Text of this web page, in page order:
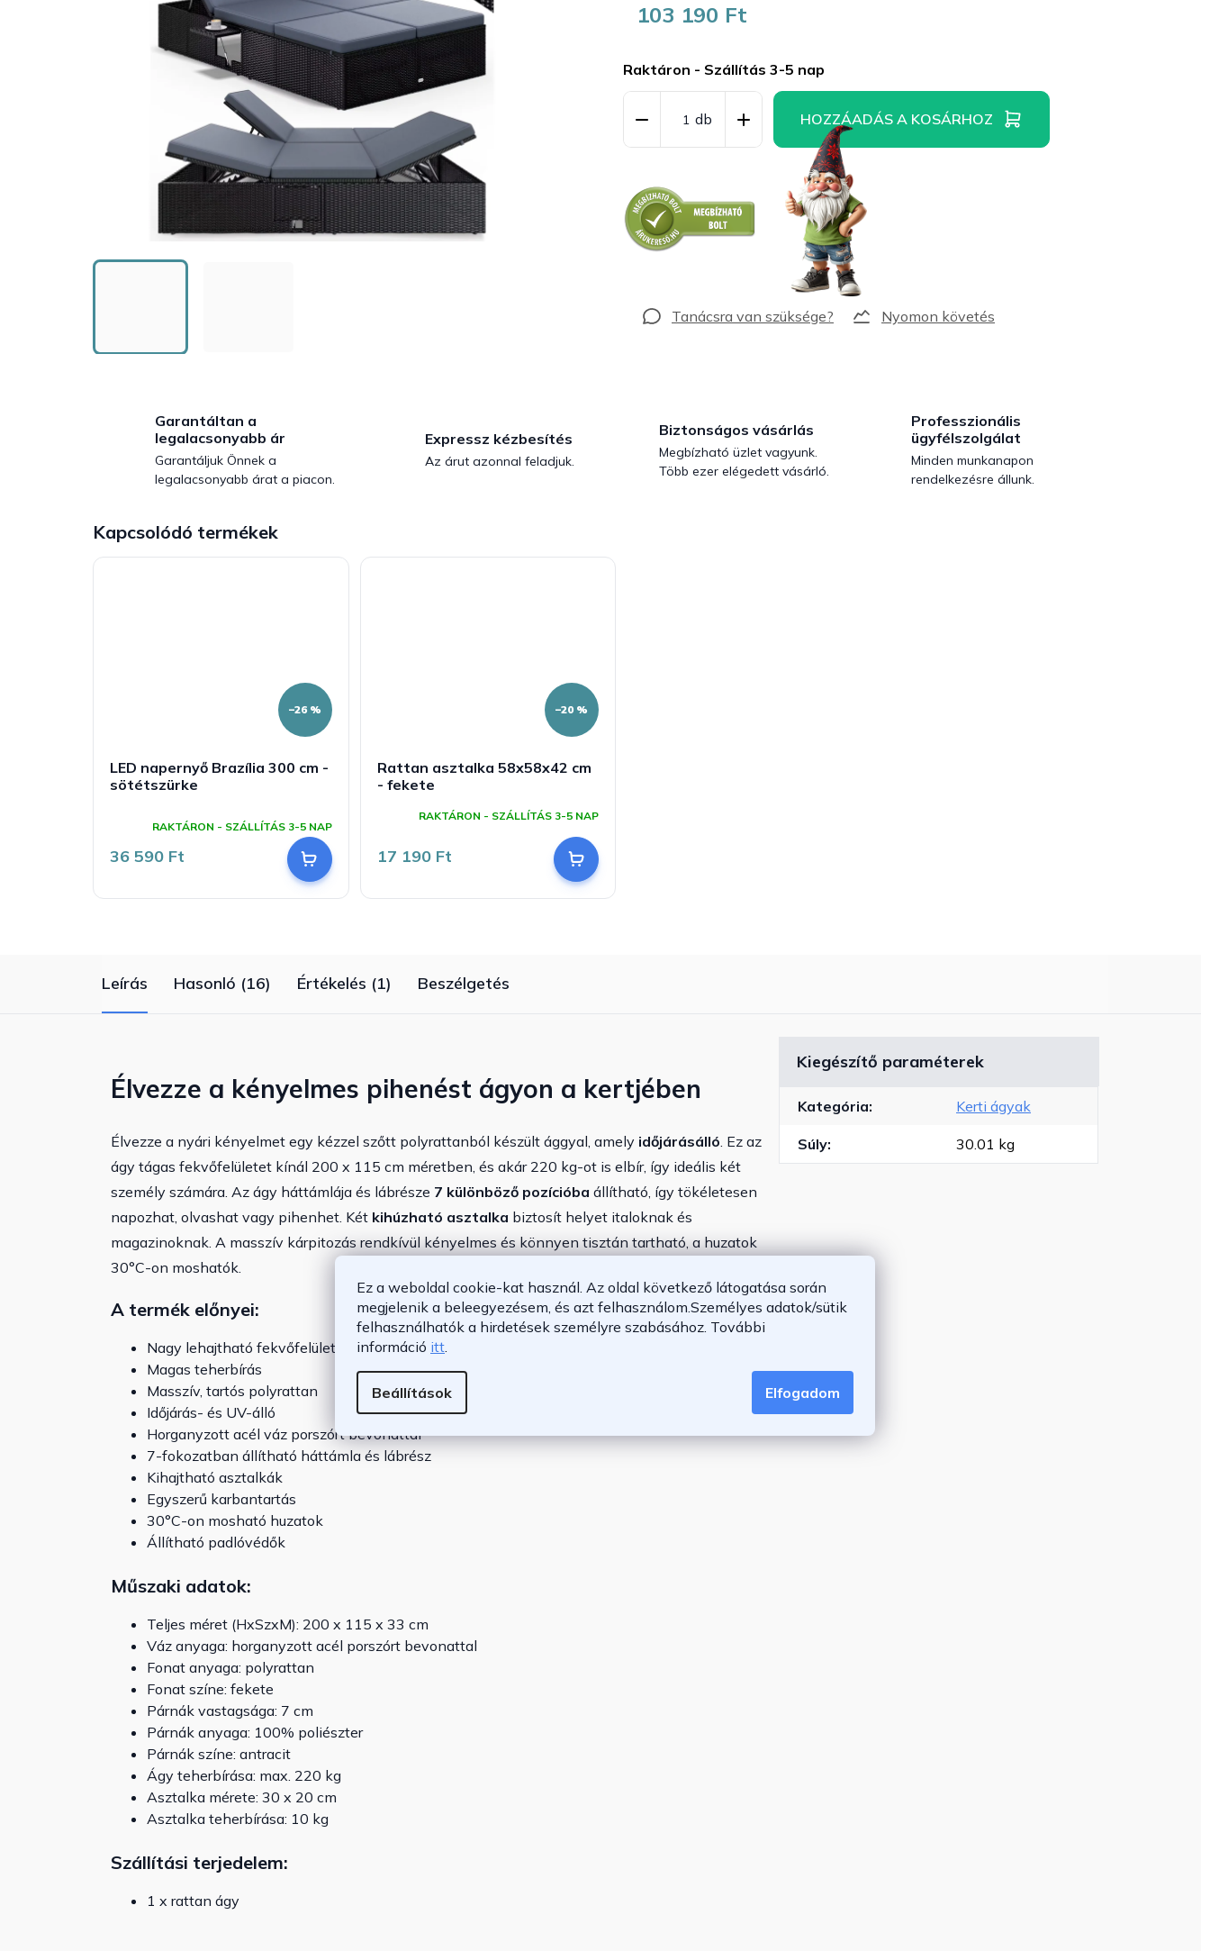
Ez a weboldal cookie-kat használ. Az oldal következő látogatása során
megjelenik a beleegyezésem, és azt felhasználom. Személyes adatok/sütik
felhasználhatók a hirdetések személyre szabásához. További
információ itt
Beállítások Elfogadom
103 190 Ft
Raktáron - Szállítás 3-5 nap
HOZZÁADÁS A KOSÁRHOZ
Nyomon követés
Garantáltan a
legalacsonyabb ár
Garantáljuk Önnek a
legalacsonyabb árat a piacon.
Expressz kézbesítés
Az árut azonnal feladjuk.
Biztonságos vásárlás
Megbízható üzlet vagyunk.
Több ezer elégedett vásárló.
Professzionális
ügyfélszolgálat
Minden munkanapon
rendelkezésre állunk.
Kapcsolódó termékek
–26 %
LED napernyő Brazília 300 cm -
sötétszürke
termék
értékelése
5-
5,0
RAKTÁRON - SZÁLLÍTÁS 3-5 NAP
36 590 Ft
–20 %
Rattan asztalka 58x58x42 cm
- fekete
RAKTÁRON - SZÁLLÍTÁS 3-5 NAP
17 190 Ft
Leírás Hasonló (16) Értékelés (1) Beszélgetés
Élvezze a kényelmes pihenést ágyon a kertjében
Élvezze a nyári kényelmet egy kézzel szőtt polyrattanból készült ággyal, amely időjárásálló . Ez az
ágy tágas fekvőfelületet kínál 200 x 115 cm méretben, és akár 220 kg-ot is elbír, így ideális két
személy számára. Az ágy háttámlája és lábrésze 7 különböző pozícióba állítható, így tökéletesen
napozhat, olvashat vagy pihenhet. Két kihúzható asztalka biztosít helyet italoknak és
magazinoknak. A masszív kárpitozás rendkívül kényelmes és könnyen tisztán tartható, a huzatok
30°C-on moshatók.
A termék előnyei:
Nagy lehajtható fekvőfelület
Magas teherbírás
Masszív, tartós polyrattan
Időjárás- és UV-álló
Horganyzott acél váz porszórt bevonattal
7-fokozatban állítható háttámla és lábrész
Kihajtható asztalkák
Egyszerű karbantartás
30°C-on mosható huzatok
Állítható padlóvédők
Műszaki adatok:
Teljes méret (HxSzxM): 200 x 115 x 33 cm
Váz anyaga: horganyzott acél porszórt bevonattal
Fonat anyaga: polyrattan
Fonat színe: fekete
Párnák vastagsága: 7 cm
Párnák anyaga: 100% poliészter
Párnák színe: antracit
Ágy teherbírása: max. 220 kg
Asztalka mérete: 30 x 20 cm
Asztalka teherbírása: 10 kg
Szállítási terjedelem:
1 x rattan ágy
Kiegészítő paraméterek
Kategória: Kerti ágyak
Súly: 30.01 kg